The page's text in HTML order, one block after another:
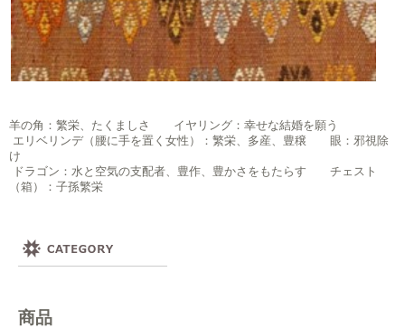
商品
羊の角：繁栄、たくましさ イヤリング：幸せな結婚を願う
エリベリンデ（腰に手を置く女性）：繁栄、多産、豊穣 眼：邪視除
け
ドラゴン：水と空気の支配者、豊作、豊かさをもたらす チェスト
（箱）：子孫繁栄